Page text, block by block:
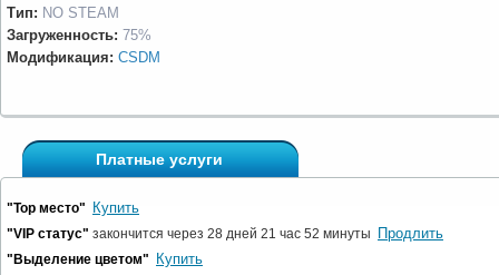
Тип: NO STEAM
Загруженность: 75%
Модификация: CSDM
Платные услуги
"Top место" Купить
"VIP статус" закончится через 28 дней 21 час 52 минуты Продлить
"Выделение цветом" Купить